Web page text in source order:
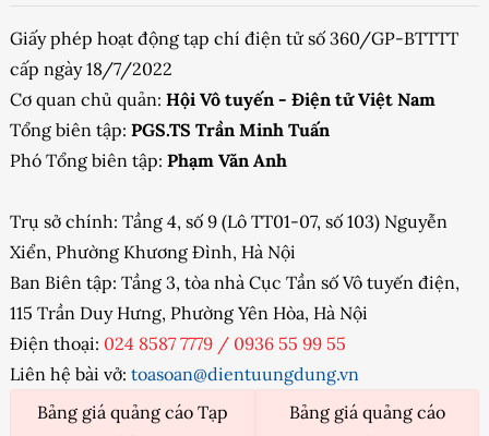
Giấy phép hoạt động tạp chí điện tử số 360/GP-BTTTT
cấp ngày 18/7/2022
Cơ quan chủ quản: Hội Vô tuyến - Điện tử Việt Nam
Tổng biên tập: PGS.TS Trần Minh Tuấn
Phó Tổng biên tập: Phạm Văn Anh
Trụ sở chính: Tầng 4, số 9 (Lô TT01-07, số 103) Nguyễn
Xiển, Phường Khương Đình, Hà Nội
Ban Biên tập: Tầng 3, tòa nhà Cục Tần số Vô tuyến điện,
115 Trần Duy Hưng, Phường Yên Hòa, Hà Nội
Điện thoại: 024 8587 7779 / 0936 55 99 55
Liên hệ bài vở: toasoan@dientuungdung.vn
Bảng giá quảng cáo Tạp
Bảng giá quảng cáo